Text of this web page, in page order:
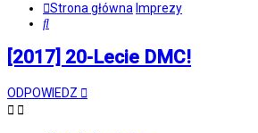
Strona główna Imprezy
Szukaj
[2017] 20-Lecie DMC!
ODPOWIEDZ